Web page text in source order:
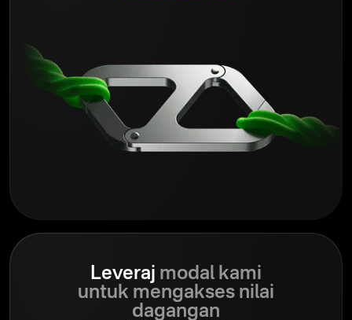
Leveraj modal kami
untuk mengakses nilai
dagangan